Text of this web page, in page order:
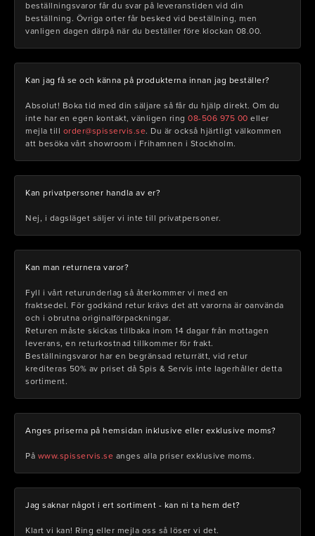
beställningsvaror får du svar på leveranstiden vid din
beställning. Övriga orter får besked vid beställning, men
vanligen dagen därpå när du beställer före klockan 08.00.
Kan jag få se och känna på produkterna innan jag beställer?
Absolut! Boka tid med din säljare så får du hjälp direkt. Om du
inte har en egen kontakt, vänligen ring 08-506 975 00 eller
mejla till order@spisservis.se. Du är också hjärtligt välkommen
att besöka vårt showroom i Frihamnen i Stockholm.
Kan privatpersoner handla av er?
Nej, i dagsläget säljer vi inte till privatpersoner.
Kan man returnera varor?
Fyll i vårt returunderlag så återkommer vi med en
fraktsedel. För godkänd retur krävs det att varorna är oanvända
och i obrutna originalförpackningar.
Returen måste skickas tillbaka inom 14 dagar från mottagen
leverans, en returkostnad tillkommer för frakt.
Beställningsvaror har en begränsad returrätt, vid retur
krediteras 50% av priset då Spis & Servis inte lagerhåller detta
sortiment.
Anges priserna på hemsidan inklusive eller exklusive moms?
På www.spisservis.se anges alla priser exklusive moms.
Jag saknar något i ert sortiment - kan ni ta hem det?
Klart vi kan! Ring eller mejla oss så löser vi det.